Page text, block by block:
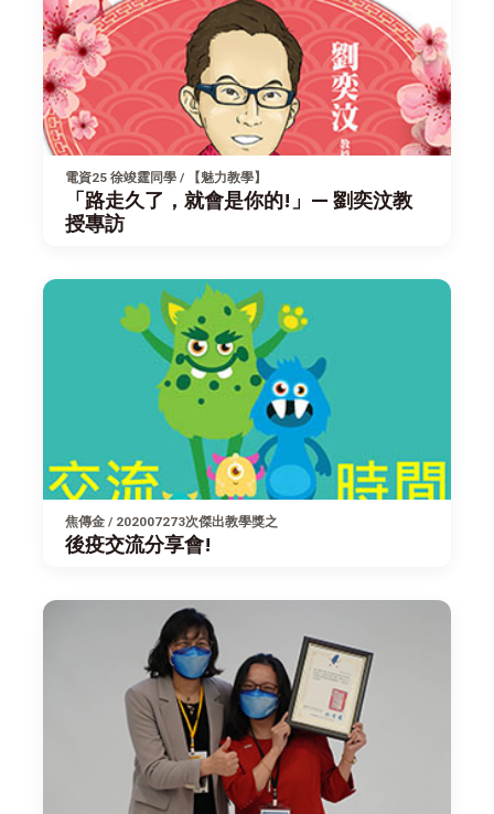
電資25 徐竣霆同學 / 【魅力教學】
「路走久了，就會是你的!」— 劉奕汶教
授專訪
焦傳金 / 202007273次傑出教學獎之
後疫交流分享會!